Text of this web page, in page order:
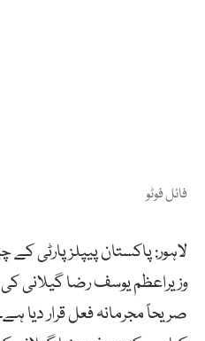
فائل فوٹو
لاہور: پاکستان پیپلزپارٹی کے
وزیراعظم یوسف رضا گیلانی
صریحاً مجرمانہ فعل قرار دیا